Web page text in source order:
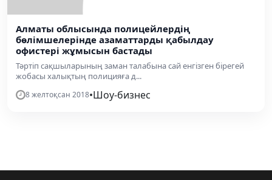
Алматы облысында полицейлердің
бөлімшелерінде азаматтарды қабылдау
офистері жұмысын бастады
Тәртіп сақшыларының заман талабына сай енгізген бірегей
жобасы халықтың полицияға д...
8 желтоқсан 2018•Шоу-бизнес